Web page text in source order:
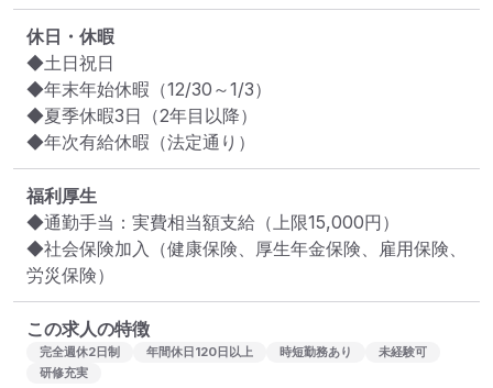
休日・休暇
◆土日祝日
◆年末年始休暇（12/30～1/3）
◆夏季休暇3日（2年目以降）
◆年次有給休暇（法定通り）
福利厚生
◆通勤手当：実費相当額支給（上限15,000円）
◆社会保険加入（健康保険、厚生年金保険、雇用保険、
労災保険）
この求人の特徴
完全週休2日制 年間休日120日以上 時短勤務あり
未経験可
研修充実